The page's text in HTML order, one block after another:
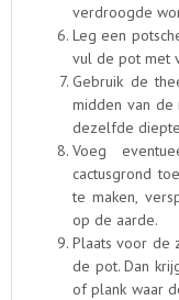
verdroogde
Leg een
vul de pot met
Gebruik de
midden van de
dezelfde
Voeg
cactusgrond
te maken,
op de aarde.
Plaats voor de
de pot. Dan
of plank waar